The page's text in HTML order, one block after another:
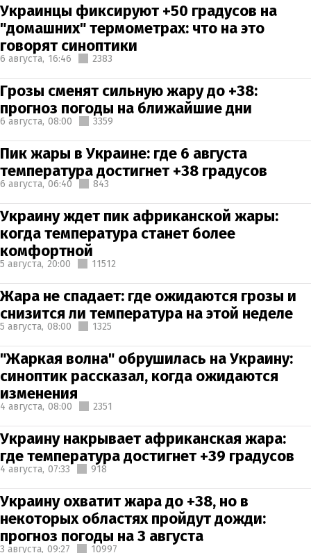
Украинцы фиксируют +50 градусов на
"домашних" термометрах: что на это
говорят синоптики
6 августа, 16:46 2383
Грозы сменят сильную жару до +38:
прогноз погоды на ближайшие дни
6 августа, 08:00 3359
Пик жары в Украине: где 6 августа
температура достигнет +38 градусов
6 августа, 06:40 843
Украину ждет пик африканской жары:
когда температура станет более
комфортной
5 августа, 20:00 11512
Жара не спадает: где ожидаются грозы и
снизится ли температура на этой неделе
5 августа, 08:00 1325
"Жаркая волна" обрушилась на Украину:
синоптик рассказал, когда ожидаются
изменения
4 августа, 08:00 2351
Украину накрывает африканская жара:
где температура достигнет +39 градусов
4 августа, 07:33 918
Украину охватит жара до +38, но в
некоторых областях пройдут дожди:
прогноз погоды на 3 августа
3 августа, 09:27 10997